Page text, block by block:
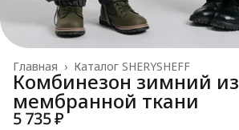
Каталог SHERYSHEFF
Главная ›
Комбинезон зимний из
мембранной ткани
5 735 ₽